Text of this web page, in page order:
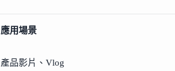
應用場景
產品影片、Vlog